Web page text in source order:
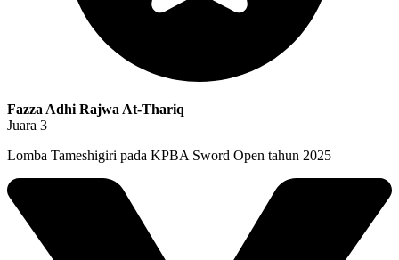
Fazza Adhi Rajwa At-Thariq
Juara 3
Lomba Tameshigiri pada KPBA Sword Open tahun 2025